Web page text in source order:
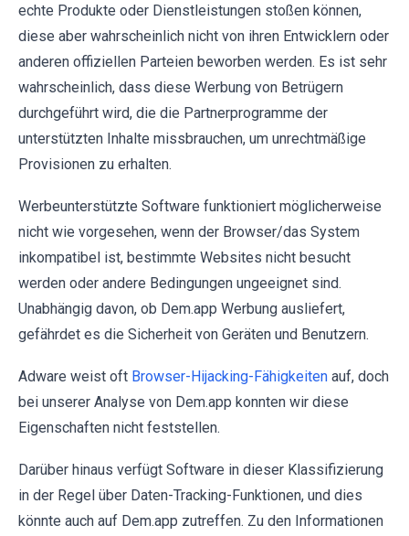
echte Produkte oder Dienstleistungen stoßen können,
diese aber wahrscheinlich nicht von ihren Entwicklern oder
anderen offiziellen Parteien beworben werden. Es ist sehr
wahrscheinlich, dass diese Werbung von Betrügern
durchgeführt wird, die die Partnerprogramme der
unterstützten Inhalte missbrauchen, um unrechtmäßige
Provisionen zu erhalten.
Werbeunterstützte Software funktioniert möglicherweise
nicht wie vorgesehen, wenn der Browser/das System
inkompatibel ist, bestimmte Websites nicht besucht
werden oder andere Bedingungen ungeeignet sind.
Unabhängig davon, ob Dem.app Werbung ausliefert,
gefährdet es die Sicherheit von Geräten und Benutzern.
Adware weist oft Browser-Hijacking-Fähigkeiten auf, doch
bei unserer Analyse von Dem.app konnten wir diese
Eigenschaften nicht feststellen.
Darüber hinaus verfügt Software in dieser Klassifizierung
in der Regel über Daten-Tracking-Funktionen, und dies
könnte auch auf Dem.app zutreffen. Zu den Informationen